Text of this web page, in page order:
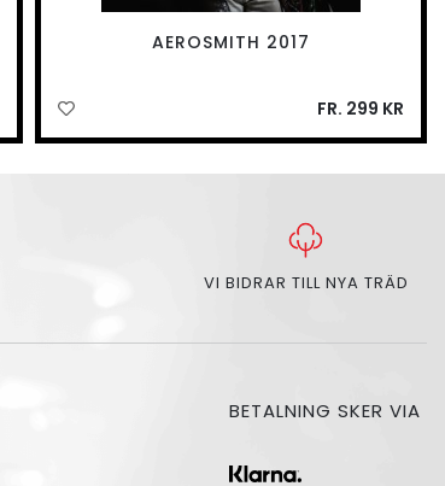
AEROSMITH 2017
FR. 299 KR
VI BIDRAR TILL NYA TRÄD
BETALNING SKER VIA